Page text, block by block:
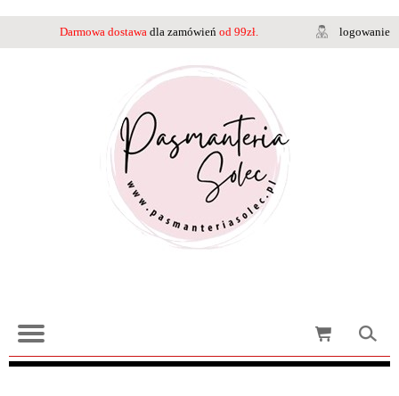
Darmowa dostawa dla zamówień od 99zł. logowanie